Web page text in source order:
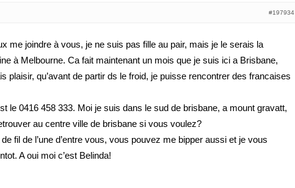
#197934
me joindre à vous, je ne suis pas fille au pair, mais je le serais la
à Melbourne. Ca fait maintenant un mois que je suis ici a Brisbane,
plaisir, qu’avant de partir ds le froid, je puisse rencontrer des francaises
le 0416 458 333. Moi je suis dans le sud de brisbane, a mount gravatt,
au centre ville de brisbane si vous voulez?
de fil de l’une d’entre vous, vous pouvez me bipper aussi et je vous
A oui moi c’est Belinda!